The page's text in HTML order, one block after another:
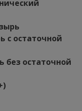
с остаточной
без остаточной